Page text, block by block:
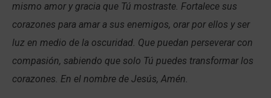
mismo amor y gracia que Tú mostraste. Fortalece sus
corazones para amar a sus enemigos, orar por ellos y ser
luz en medio de la oscuridad. Que puedan perseverar con
compasión, sabiendo que solo Tú puedes transformar los
corazones. En el nombre de Jesús, Amén.